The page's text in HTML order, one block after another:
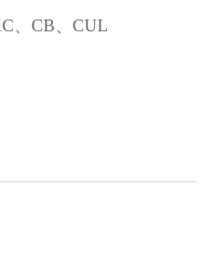
、CB、CUL